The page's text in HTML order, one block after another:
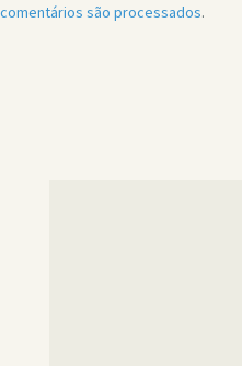
comentários são processados.